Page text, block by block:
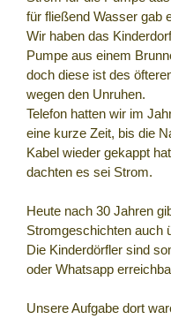
für fließend Wasser gab
Wir haben das
Pumpe aus einem
doch diese ist des
wegen den Unruhen.
Telefon hatten wir im
eine kurze Zeit, bis die
Kabel wieder gekappt
dachten es sei Strom.
Heute nach 30 Jahren
Stromgeschichten auch
Die Kinderdörfler sind
oder Whatsapp
Unsere Aufgabe dort